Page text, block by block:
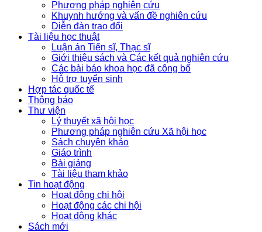
Phương pháp nghiên cứu
Khuynh hướng và vấn đề nghiên cứu
Diễn đàn trao đổi
Tài liệu học thuật
Luận án Tiến sĩ, Thạc sĩ
Giới thiệu sách và Các kết quả nghiên cứu
Các bài báo khoa học đã công bố
Hỗ trợ tuyển sinh
Hợp tác quốc tế
Thông báo
Thư viện
Lý thuyết xã hội học
Phương pháp nghiên cứu Xã hội học
Sách chuyên khảo
Giáo trình
Bài giảng
Tài liệu tham khảo
Tin hoạt động
Hoạt động chi hội
Hoạt động các chi hội
Hoạt động khác
Sách mới